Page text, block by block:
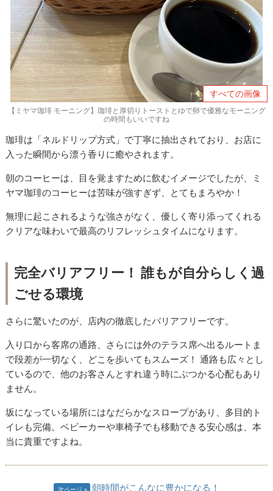
すべての画像
【ミヤマ珈琲 モーニング】珈琲と厚切りトーストとゆで卵で優雅なモーニング
の時間もいいですね
珈琲は「ネルドリップ方式」で丁寧に抽出されており、お店に
入った瞬間から漂う香りに癒やされます。
朝のコーヒーは、目を覚ますために飲むイメージでしたが、ミ
ヤマ珈琲のコーヒーは苦味が強すぎず、とてもまろやか！
無理に起こされるような強さがなく、優しく寄り添ってくれる
クリアな味わいで最高のリフレッシュタイムになります。
完全バリアフリー！ 誰もが自分らしく過
ごせる環境
さらに驚いたのが、店内の徹底したバリアフリーです。
入り口から客席の通路、さらには外のテラス席へ出るルートま
で段差が一切なく、どこを歩いてもスムーズ！ 通路も広々とし
ているので、他のお客さんとすれ違う時にぶつかる心配もあり
ません。
坂になっている場所にはなだらかなスロープがあり、多目的ト
イレも完備。ベビーカーや車椅子でも移動できる安心感は、本
当に貴重ですよね。
次ページ 朝時間がこんなに豊かになる！